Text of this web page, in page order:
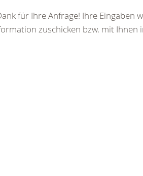
für Ihre Anfrage! Ihre Eingaben
zuschicken bzw. mit Ihnen